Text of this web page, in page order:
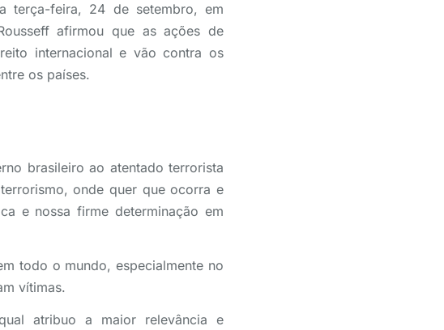
terça-feira, 24 de setembro, em
afirmou que as ações de
internacional e vão contra os
os países.
brasileiro ao atentado terrorista
onde quer que ocorra e
e nossa firme determinação em
todo o mundo, especialmente no
vítimas.
atribuo a maior relevância e